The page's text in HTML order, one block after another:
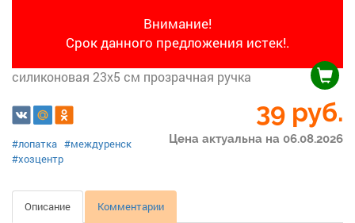
Внимание!
Срок данного предложения истек!.
силиконовая 23х5 см прозрачная ручка
39 руб.
Цена актуальна на 06.08.2026
#лопатка #междуренск
#хозцентр
Описание Комментарии